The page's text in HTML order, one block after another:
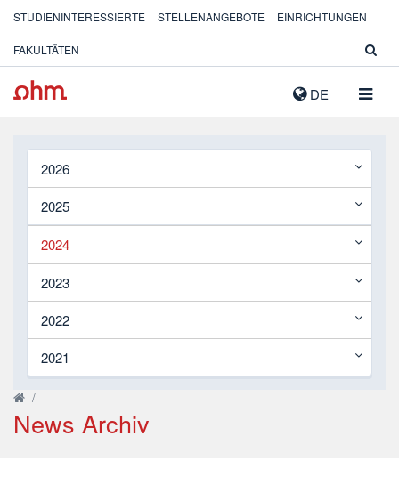
DE
STUDIENINTERESSIERTE STELLENANGEBOTE EINRICHTUNGEN
FAKULTÄTEN
2026
2025
2024
2023
2022
2021
/
News Archiv